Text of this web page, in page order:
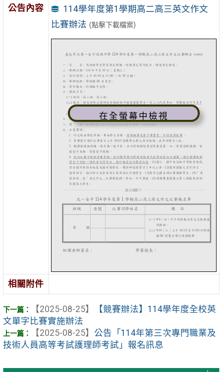
公告內容
114學年度第1學期高二高三英文作文
比賽辦法 (點擊下載檔案)
在全螢幕中檢視
相關附件
【2025-08-25】
【競賽辦法】114學年度全校英
文單字比賽實施辦法
【2025-08-25】 公告「114年第三次專門職業及
技術人員高等考試護理師考試」報名訊息